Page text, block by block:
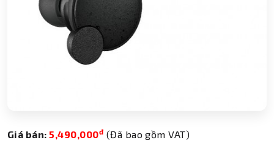
Giá bán:5,490,000đ (Đã bao gồm VAT)